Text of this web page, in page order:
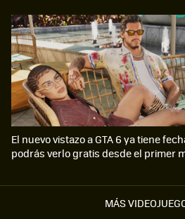
MÁS
El nuevo vistazo a GTA 6 ya tiene
podrás verlo gratis desde el primer